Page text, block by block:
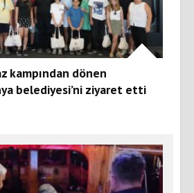
kampından dönen
belediyesi’ni ziyaret etti